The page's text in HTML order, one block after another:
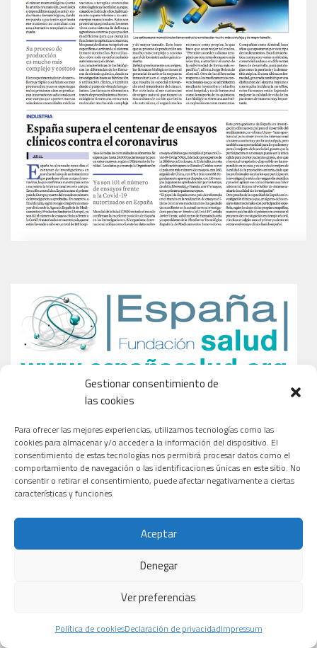
Gestionar consentimiento de
las cookies
Para ofrecer las mejores experiencias, utilizamos tecnologías como las
cookies para almacenar y/o acceder a la información del dispositivo. El
consentimiento de estas tecnologías nos permitirá procesar datos como el
comportamiento de navegación o las identificaciones únicas en este sitio. No
consentir o retirar el consentimiento, puede afectar negativamente a ciertas
características y funciones.
Aceptar
Denegar
Ver preferencias
Política de cookiesDeclaración de privacidadImpressum